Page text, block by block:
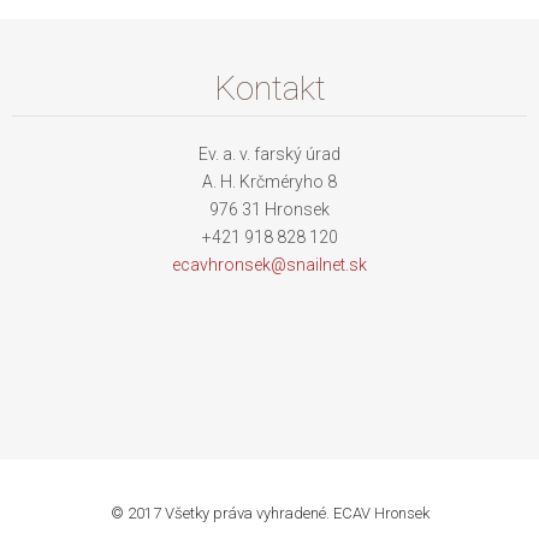
Kontakt
Ev. a. v. farský úrad
A. H. Krčméryho 8
976 31 Hronsek
+421 918 828 120
ecavhronsek@snai lnet.sk
© 2017 Všetky práva vyhradené. ECAV Hronsek